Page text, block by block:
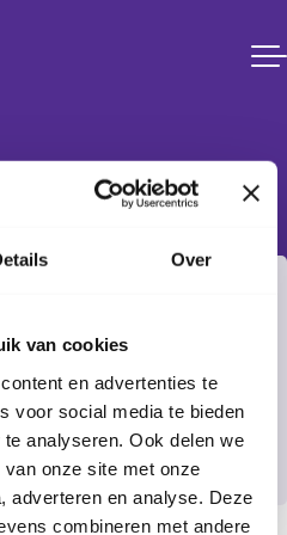
Over
van cookies
en advertenties te
voor social media te bieden
analyseren. Ook delen we
onze site met onze
adverteren en analyse. Deze
combineren met andere
met